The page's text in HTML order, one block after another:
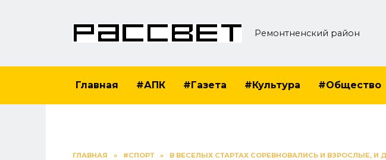
Ремонтненский район
Главная #АПК #Газета #Культура #Общество
ГЛАВНАЯ » #СПОРТ » В ВЕСЕЛЫХ СТАРТАХ СОРЕВНОВАЛИСЬ И ВЗРОСЛЫЕ, И